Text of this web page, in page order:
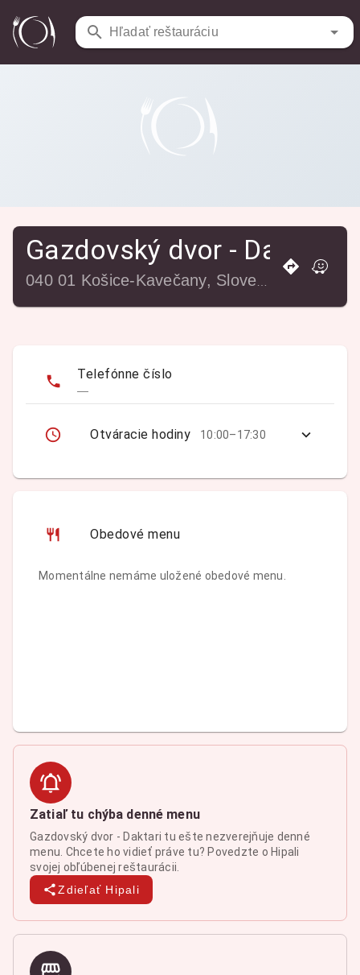
Hľadať reštauráciu
Reštaurácie / Gazdovský dvor - Daktari
Gazdovský dvor - Daktari
Telefónne číslo
—
Otváracie hodiny 10:00–17:30
Obedové menu
Momentálne nemáme uložené obedové menu.
Zatiaľ tu chýba denné menu
Gazdovský dvor - Daktari tu ešte nezverejňuje denné
menu. Chcete ho vidieť práve tu? Povedzte o Hipali
svojej obľúbenej reštaurácii.
Zdieľať Hipali